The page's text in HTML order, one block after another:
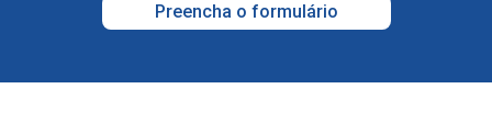
Preencha o formulário